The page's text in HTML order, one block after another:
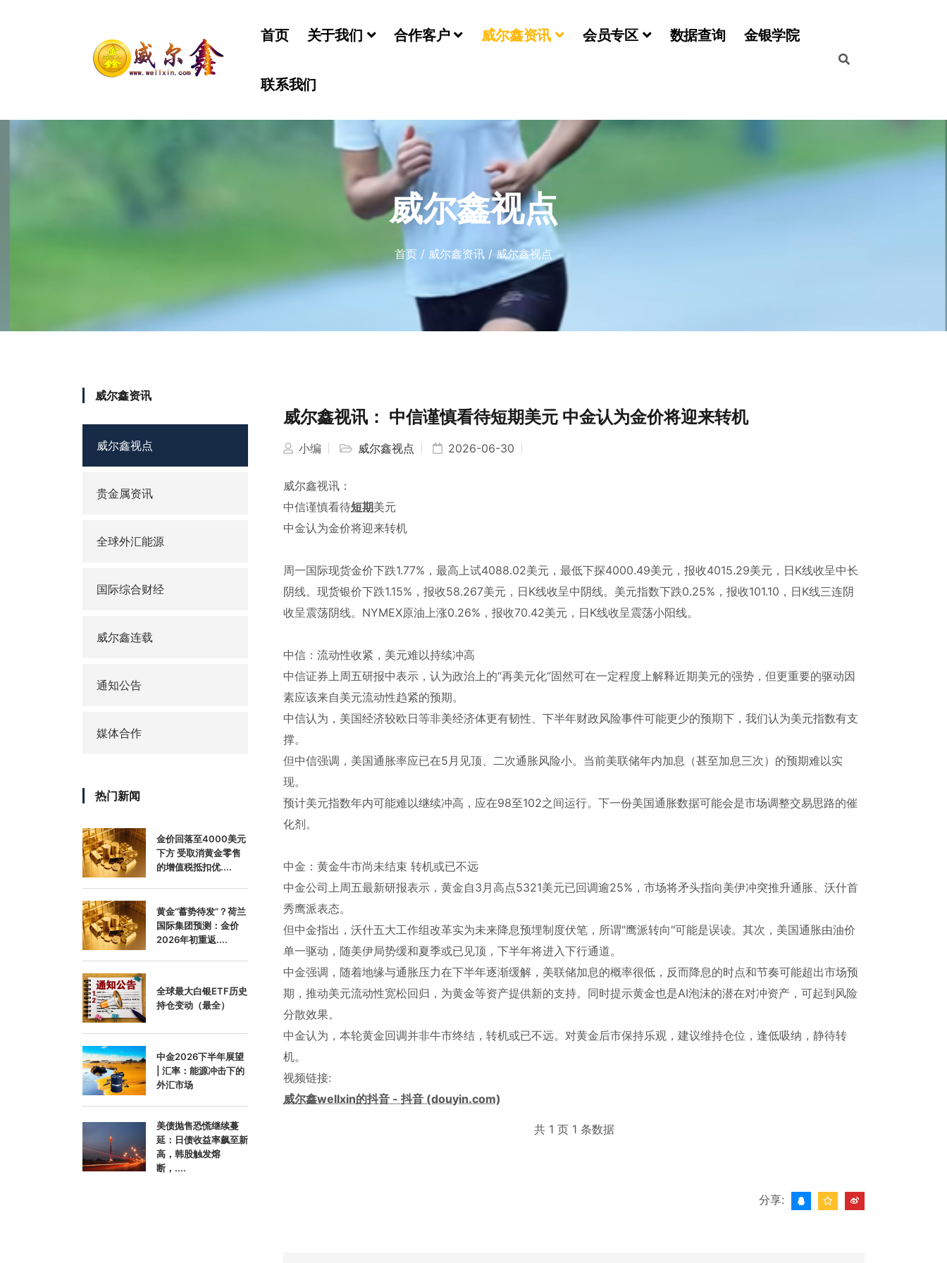
首页 关于我们 合作客户 威尔鑫资讯 会员专区 数据查询 金银学院
联系我们
威尔鑫视点
首页 / 威尔鑫资讯 / 威尔鑫视点
威尔鑫资讯
威尔鑫视点
贵金属资讯
全球外汇能源
国际综合财经
威尔鑫连载
通知公告
媒体合作
热门新闻
金价回落至4000美元
下方 受取消黄金零售
的增值税抵扣优....
黄金“蓄势待发”？荷兰
国际集团预测：金价
2026年初重返....
全球最大白银ETF历史
持仓变动（最全）
中金2026下半年展望
| 汇率：能源冲击下的
外汇市场
美债抛售恐慌继续蔓
延：日债收益率飙至新
高，韩股触发熔
断，....
威尔鑫视讯： 中信谨慎看待短期美元 中金认为金价将迎来转机
小编 威尔鑫视点 2026-06-30
威尔鑫视讯：
中信谨慎看待短期美元
中金认为金价将迎来转机
周一国际现货金价下跌1.77%，最高上试4088.02美元，最低下探4000.49美元，报收4015.29美元，日K线收呈中长
阴线。现货银价下跌1.15%，报收58.267美元，日K线收呈中阴线。美元指数下跌0.25%，报收101.10，日K线三连阴
收呈震荡阴线。NYMEX原油上涨0.26%，报收70.42美元，日K线收呈震荡小阳线。
中信：流动性收紧，美元难以持续冲高
中信证券上周五研报中表示，认为政治上的“再美元化”固然可在一定程度上解释近期美元的强势，但更重要的驱动因
素应该来自美元流动性趋紧的预期。
中信认为，美国经济较欧日等非美经济体更有韧性、下半年财政风险事件可能更少的预期下，我们认为美元指数有支
撑。
但中信强调，美国通胀率应已在5月见顶、二次通胀风险小。当前美联储年内加息（甚至加息三次）的预期难以实
现。
预计美元指数年内可能难以继续冲高，应在98至102之间运行。下一份美国通胀数据可能会是市场调整交易思路的催
化剂。
中金：黄金牛市尚未结束 转机或已不远
中金公司上周五最新研报表示，黄金自3月高点5321美元已回调逾25%，市场将矛头指向美伊冲突推升通胀、沃什首
秀鹰派表态。
但中金指出，沃什五大工作组改革实为未来降息预埋制度伏笔，所谓"鹰派转向"可能是误读。其次，美国通胀由油价
单一驱动，随美伊局势缓和夏季或已见顶，下半年将进入下行通道。
中金强调，随着地缘与通胀压力在下半年逐渐缓解，美联储加息的概率很低，反而降息的时点和节奏可能超出市场预
期，推动美元流动性宽松回归，为黄金等资产提供新的支持。同时提示黄金也是AI泡沫的潜在对冲资产，可起到风险
分散效果。
中金认为，本轮黄金回调并非牛市终结，转机或已不远。对黄金后市保持乐观，建议维持仓位，逢低吸纳，静待转
机。
视频链接:
威尔鑫wellxin的抖音 - 抖音 (douyin.com)
共 1 页 1 条数据
分享: